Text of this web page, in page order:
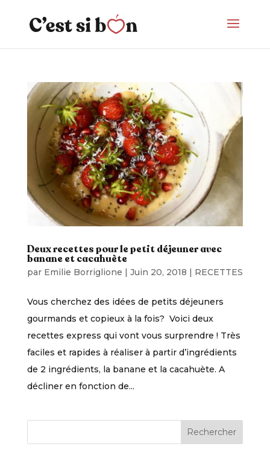
Deux recettes pour le petit déjeuner avec
banane et cacahuète
par Emilie Borriglione | Juin 20, 2018 | RECETTES
Vous cherchez des idées de petits déjeuners
gourmands et copieux à la fois? Voici deux
recettes express qui vont vous surprendre ! Très
faciles et rapides à réaliser à partir d’ingrédients
de 2 ingrédients, la banane et la cacahuète. A
décliner en fonction de...
Rechercher